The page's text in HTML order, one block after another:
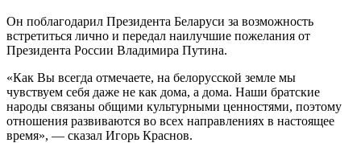
Он поблагодарил Президента Беларуси за возможность
встретиться лично и передал наилучшие пожелания от
Президента России Владимира Путина.
«Как Вы всегда отмечаете, на белорусской земле мы
чувствуем себя даже не как дома, а дома. Наши братские
народы связаны общими культурными ценностями, поэтому
отношения развиваются во всех направлениях в настоящее
время», — сказал Игорь Краснов.